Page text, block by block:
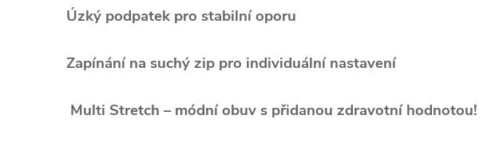
Úzký podpatek pro stabilní oporu
Zapínání na suchý zip pro individuální nastavení
Multi Stretch – módní obuv s přidanou zdravotní hodnotou!